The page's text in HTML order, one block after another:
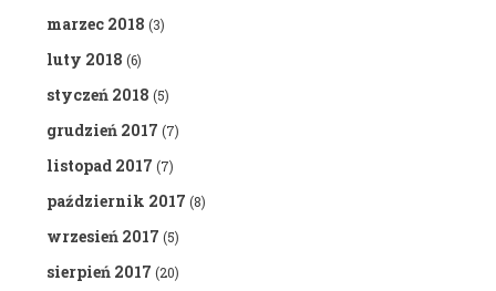
marzec 2018 (3)
luty 2018 (6)
styczeń 2018 (5)
grudzień 2017 (7)
listopad 2017 (7)
październik 2017 (8)
wrzesień 2017 (5)
sierpień 2017 (20)